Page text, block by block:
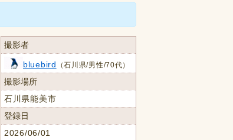
撮影者
bluebird （石川県/男性/70代）
撮影場所
石川県能美市
登録日
2026/06/01